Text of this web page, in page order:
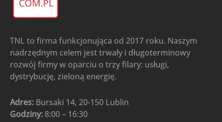
TNL to firma funkcjonująca od 2017 roku. Naszym
nadrzędnym celem jest trwały i długoterminowy
rozwój firmy w oparciu o trzy filary: usługi,
dystrybucję, zieloną energię.
Adres: Bursaki 14, 20-150 Lublin
Godziny: 8:00 – 16:30